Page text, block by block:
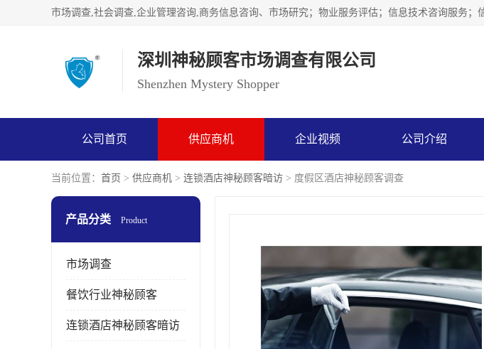
深圳神秘顾客市场调查有限公司
Shenzhen Mystery Shopper
公司首页 供应商机 企业视频 公司介绍
当前位置： 首页 > 供应商机 > 连锁酒店神秘顾客暗访 > 度假区酒店神秘顾客调查
产品分类 Product
市场调查
餐饮行业神秘顾客
连锁酒店神秘顾客暗访